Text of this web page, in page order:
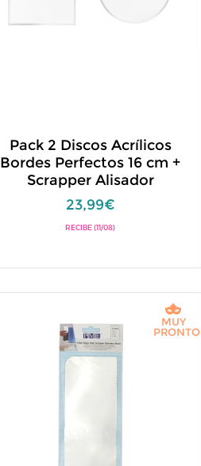
Pack 2 Discos Acrílicos
Bordes Perfectos 16 cm +
Scrapper Alisador
23,99€
RECIBE (11/08)
MUY
PRONTO